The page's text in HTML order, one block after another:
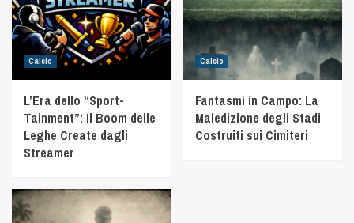
Calcio
L’Era dello “Sport-
Tainment”: Il Boom delle
Leghe Create dagli
Streamer
Calcio
Fantasmi in Campo: La
Maledizione degli Stadi
Costruiti sui Cimiteri